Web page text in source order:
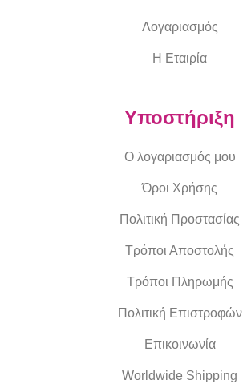
Λογαριασμός
Η Εταιρία
Υποστήριξη
Ο λογαριασμός μου
Όροι Χρήσης
Πολιτική Προστασίας
Τρόποι Αποστολής
Τρόποι Πληρωμής
Πολιτική Επιστροφών
Επικοινωνία
Worldwide Shipping